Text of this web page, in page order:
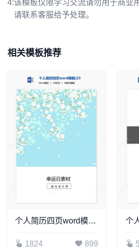
4:该模板仅限学习交流请勿用于商业
请联系客服给予处理。
相关模板推荐
个人简历四页word模板(25)
1824 899